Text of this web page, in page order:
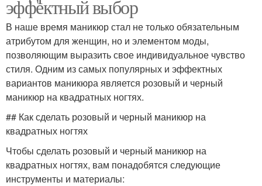
эффектный выбор
В наше время маникюр стал не только обязательным
атрибутом для женщин, но и элементом моды,
позволяющим выразить свое индивидуальное чувство
стиля. Одним из самых популярных и эффектных
вариантов маникюра является розовый и черный
маникюр на квадратных ногтях.
## Как сделать розовый и черный маникюр на
квадратных ногтях
Чтобы сделать розовый и черный маникюр на
квадратных ногтях, вам понадобятся следующие
инструменты и материалы: